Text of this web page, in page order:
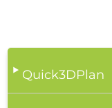
Quick3DPlan